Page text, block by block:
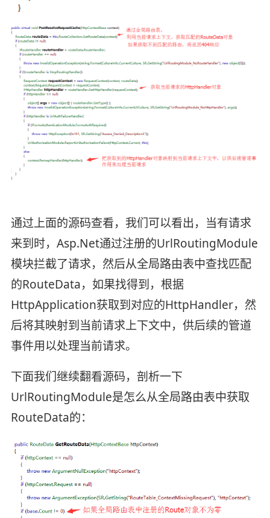
通过上面的源码查看，我们可以看出，当有请求
来到时，Asp.Net通过注册的UrlRoutingModule
模块拦截了请求，然后从全局路由表中查找匹配
的RouteData，如果找得到，根据
HttpApplication获取到对应的HttpHandler，然
后将其映射到当前请求上下文中，供后续的管道
事件用以处理当前请求。
下面我们继续翻看源码，剖析一下
UrlRoutingModule是怎么从全局路由表中获取
RouteData的：